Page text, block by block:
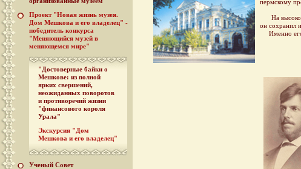
Проект "Новая жизнь музея.
Дом Мешкова и его владелец" -
победитель конкурса
"Меняющийся музей в
меняющемся мире"
"Достоверные байки о
Мешкове: из полной
ярких свершений,
неожиданных поворотов
и противоречий жизни
"финансового короля
Урала"
Экскурсия "Дом
Мешкова и его владелец"
Ученый Совет
пермскому
На высоком
он сохранил
Именно его